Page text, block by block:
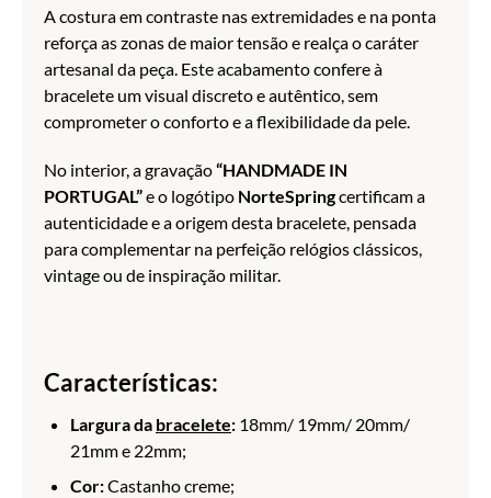
A costura em contraste nas extremidades e na ponta
reforça as zonas de maior tensão e realça o caráter
artesanal da peça. Este acabamento confere à
bracelete um visual discreto e autêntico, sem
comprometer o conforto e a flexibilidade da pele.
No interior, a gravação“HANDMADE IN
PORTUGAL”e o logótipo NorteSpringcertificam a
autenticidade e a origem desta bracelete, pensada
para complementar na perfeição relógios clássicos,
vintage ou de inspiração militar.
Características:
Largura da bracelete: 18mm/ 19mm/ 20mm/
21mm e 22mm;
Cor:Castanho creme;